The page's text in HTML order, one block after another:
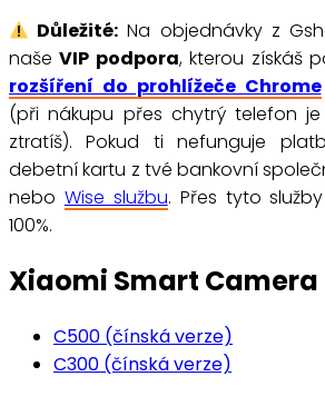
Důležité: Na objednávky z
našeVIP podpora, kterou získáš
rozšíření do prohlížeče Chrome
(při nákupu přes chytrý telefon je
ztratíš). Pokud ti nefunguje
debetní kartu z tvé bankovní
nebo Wise službu. Přes tyto
100%.
Xiaomi Smart Camera
C500 (čínská verze)
C300 (čínská verze)